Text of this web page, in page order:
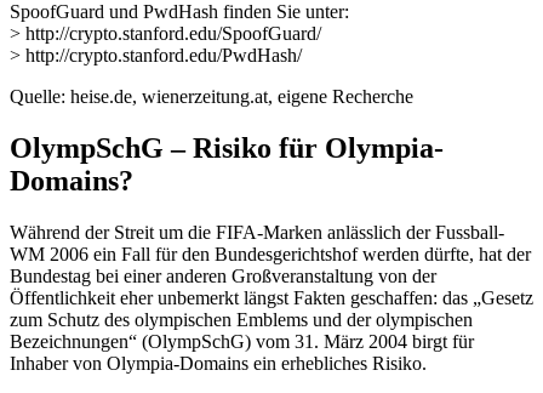
SpoofGuard und PwdHash finden Sie unter:
> http://crypto.stanford.edu/SpoofGuard/
> http://crypto.stanford.edu/PwdHash/
Quelle: heise.de, wienerzeitung.at, eigene Recherche
OlympSchG – Risiko für Olympia-
Domains?
Während der Streit um die FIFA-Marken anlässlich der Fussball-
WM 2006 ein Fall für den Bundesgerichtshof werden dürfte, hat der
Bundestag bei einer anderen Großveranstaltung von der
Öffentlichkeit eher unbemerkt längst Fakten geschaffen: das „Gesetz
zum Schutz des olympischen Emblems und der olympischen
Bezeichnungen“ (OlympSchG) vom 31. März 2004 birgt für
Inhaber von Olympia-Domains ein erhebliches Risiko.